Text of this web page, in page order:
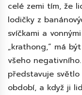
celé zemi tím, že
lodičky z
svíčkami a
„krathong,“ má
všeho
představuje
období, a když ji